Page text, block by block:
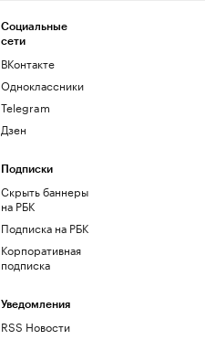
Социальные
сети
ВКонтакте
Одноклассники
Telegram
Дзен
Подписки
Скрыть баннеры
на РБК
Подписка на РБК
Корпоративная
подписка
Уведомления
RSS Новости